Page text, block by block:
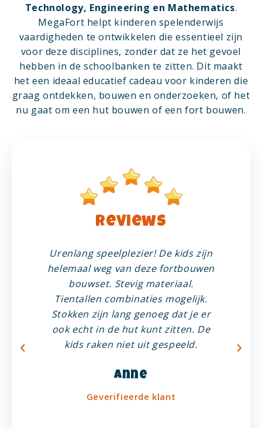
Technology, Engineering en Mathematics.
MegaFort helpt kinderen spelenderwijs
vaardigheden te ontwikkelen die essentieel zijn
voor deze disciplines, zonder dat ze het gevoel
hebben in de schoolbanken te zitten. Dit maakt
het een ideaal educatief cadeau voor kinderen die
graag ontdekken, bouwen en onderzoeken, of het
nu gaat om een hut bouwen of een fort bouwen.
Reviews
‹
Urenlang speelplezier! De kids zijn
helemaal weg van deze fortbouwen
bouwset. Stevig materiaal.
Tientallen combinaties mogelijk.
Stokken zijn lang genoeg dat je er
ook echt in de hut kunt zitten. De
kids raken niet uit gespeeld.
Anne
Geverifieerde klant
›